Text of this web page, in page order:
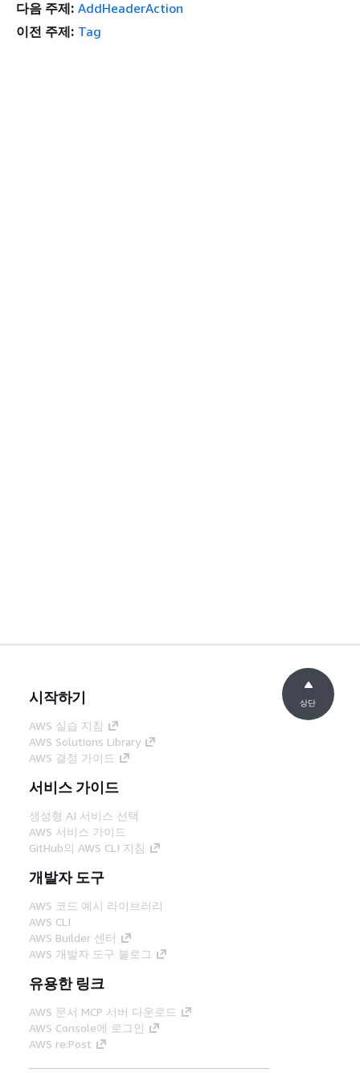
다음 주제: AddHeaderAction
이전 주제: Tag
시작하기
AWS 실습 지침
AWS Solutions Library
AWS 결정 가이드
서비스 가이드
생성형 AI 서비스 선택
AWS 서비스 가이드
GitHub의 AWS CLI 지침
개발자 도구
AWS 코드 예시 라이브러리
AWS CLI
AWS Builder 센터
AWS 개발자 도구 블로그
유용한 링크
AWS 문서 MCP 서버 다운로드
AWS Console에 로그인
AWS re:Post
상단